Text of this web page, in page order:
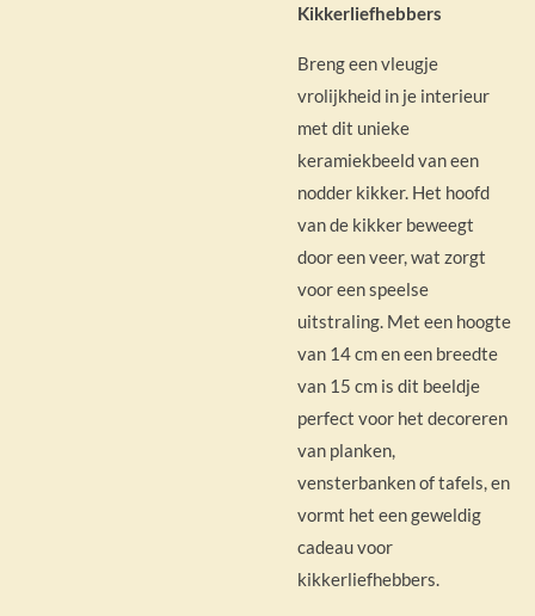
Kikkerliefhebbers
Breng een vleugje
vrolijkheid in je interieur
met dit unieke
keramiekbeeld van een
nodder kikker. Het hoofd
van de kikker beweegt
door een veer, wat zorgt
voor een speelse
uitstraling. Met een hoogte
van 14 cm en een breedte
van 15 cm is dit beeldje
perfect voor het decoreren
van planken,
vensterbanken of tafels, en
vormt het een geweldig
cadeau voor
kikkerliefhebbers.